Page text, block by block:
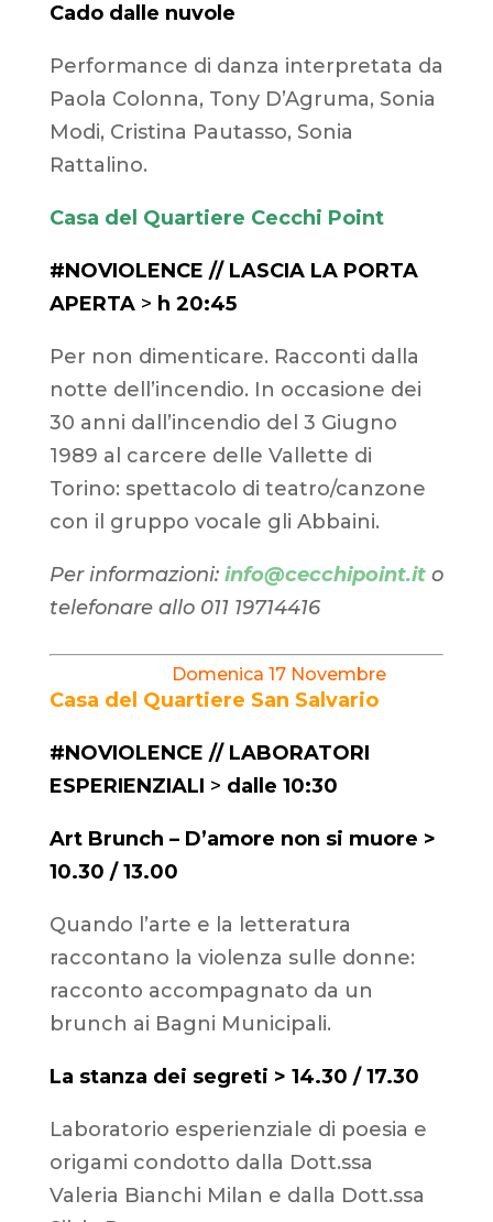
Cado dalle nuvole
Performance di danza interpretata da
Paola Colonna, Tony D’Agruma, Sonia
Modi, Cristina Pautasso, Sonia
Rattalino.
Casa del Quartiere Cecchi Point
#NOVIOLENCE // LASCIA LA PORTA
APERTA > h 20:45
Per non dimenticare. Racconti dalla
notte dell’incendio. In occasione dei
30 anni dall’incendio del 3 Giugno
1989 al carcere delle Vallette di
Torino: spettacolo di teatro/canzone
con il gruppo vocale gli Abbaini.
Per informazioni: info@cecchipoint.it o
telefonare allo 011 19714416
Domenica 17 Novembre
Casa del Quartiere San Salvario
#NOVIOLENCE // LABORATORI
ESPERIENZIALI > dalle 10:30
Art Brunch – D’amore non si muore >
10.30 / 13.00
Quando l’arte e la letteratura
raccontano la violenza sulle donne:
racconto accompagnato da un
brunch ai Bagni Municipali.
La stanza dei segreti > 14.30 / 17.30
Laboratorio esperienziale di poesia e
origami condotto dalla Dott.ssa
Valeria Bianchi Milan e dalla Dott.ssa